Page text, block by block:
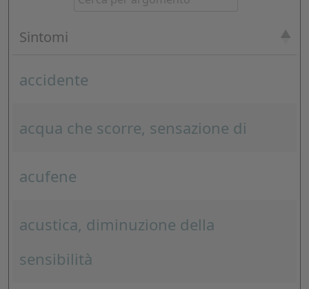
Sintomi
accidente
acqua che scorre, sensazione di
acufene
acustica, diminuzione della
sensibilità